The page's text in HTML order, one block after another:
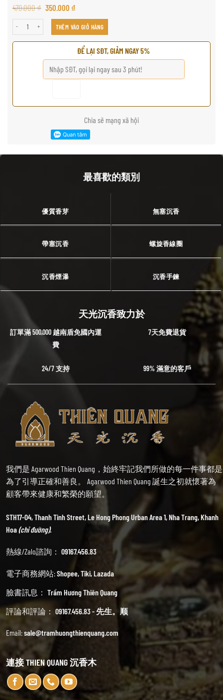
470.000₫ 350.000 ₫
沉香香 无塞香 特殊款 số lượng
THÊM VÀO GIỎ HÀNG
ĐỂ LẠI SĐT, GIẢM NGAY 5%
Chia sẽ mạng xã hội
最喜歡的類別
優質香芽 無塞沉香
帶塞沉香 螺旋香線圈
沉香煙瀑 沉香手鍊
天光沉香致力於
訂單滿 500,000 越南盾免國內運
費
7天免費退貨
24/7 支持 99% 滿意的客戶
我們是 Agarwood Thien Quang，始終牢記我們所做的每一件事都是
為了引導正確和善良。 Agarwood Thien Quang 誕生之初就懷著為
顧客帶來健康和繁榮的願望。
STH17-04, Thanh Tinh Street, Le Hong Phong Urban Area 1, Nha Trang, Khanh
Hoa(chỉ đường).
熱線/Zalo諮詢： 09167.456.83
電子商務網站:Shopee,Tiki,Lazada
臉書訊息： Trầm Hương Thiên Quang
評論和評論： 09167.456.83 - 先生。顺
Email:sale@tramhuongthienquang.com
連接 THIEN QUANG 沉香木